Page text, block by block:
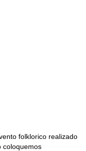
folklorico realizado
coloquemos